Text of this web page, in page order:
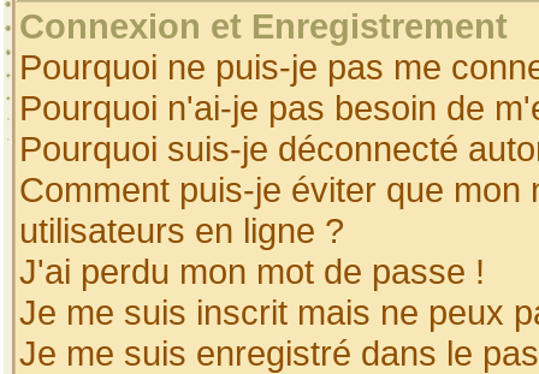
Connexion et Enregistrement
Pourquoi ne puis-je pas me
Pourquoi n'ai-je pas besoin de
Pourquoi suis-je déconnecté
Comment puis-je éviter que
utilisateurs en ligne ?
J'ai perdu mon mot de passe !
Je me suis inscrit mais ne peux
Je me suis enregistré dans le